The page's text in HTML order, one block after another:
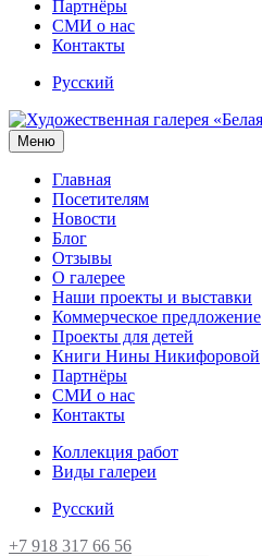
Партнёры
СМИ о нас
Контакты
Русский
Меню
Главная
Посетителям
Новости
Блог
Отзывы
О галерее
Наши проекты и выставки
Коммерческое предложение
Проекты для детей
Книги Нины Никифоровой
Партнёры
СМИ о нас
Контакты
Коллекция работ
Виды галереи
Русский
+7 918 317 66 56